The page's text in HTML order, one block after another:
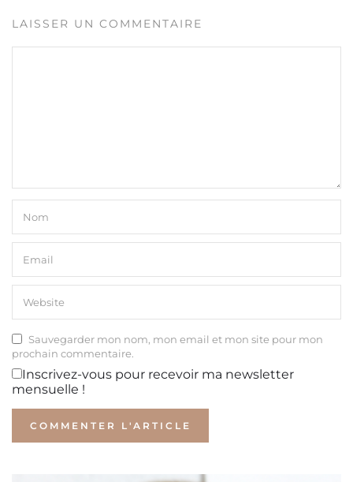
LAISSER UN COMMENTAIRE
Sauvegarder mon nom, mon email et mon site pour mon
prochain commentaire.
Inscrivez-vous pour recevoir ma newsletter
mensuelle !